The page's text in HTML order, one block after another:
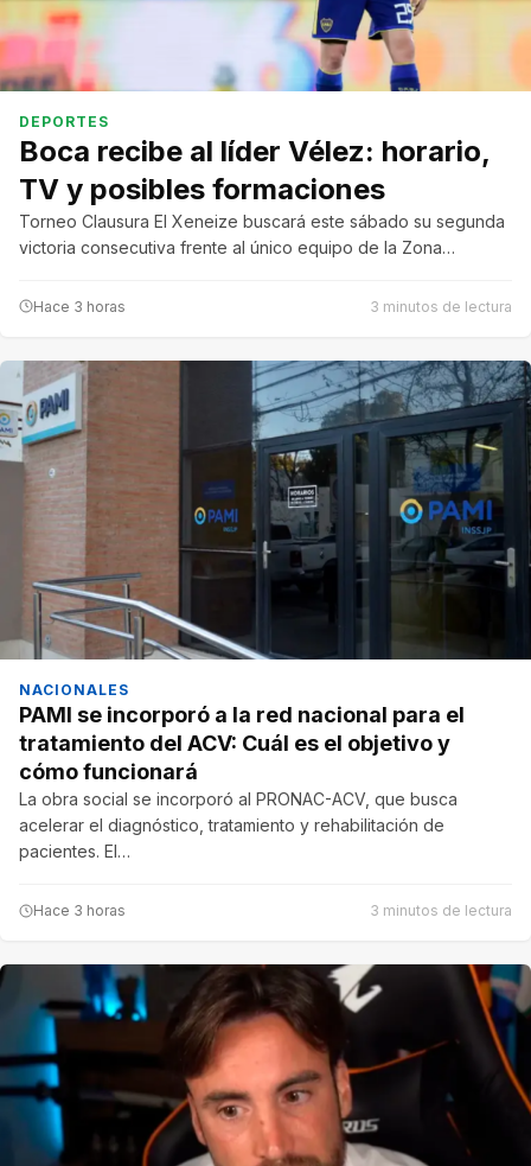
DEPORTES
Boca recibe al líder Vélez: horario,
TV y posibles formaciones
Torneo Clausura El Xeneize buscará este sábado su segunda
victoria consecutiva frente al único equipo de la Zona…
Hace 3 horas 3 minutos de lectura
NACIONALES
PAMI se incorporó a la red nacional para el
tratamiento del ACV: Cuál es el objetivo y
cómo funcionará
La obra social se incorporó al PRONAC-ACV, que busca
acelerar el diagnóstico, tratamiento y rehabilitación de
pacientes. El…
Hace 3 horas 3 minutos de lectura